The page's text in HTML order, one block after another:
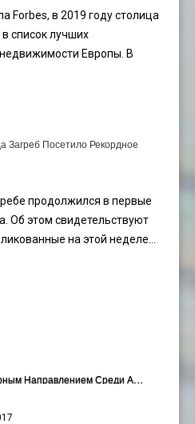
Forbes, в 2019 году столица
список лучших
Европы. В
Посетило Рекордное
продолжился в первые
Об этом свидетельствуют
на этой неделе...
Хорватия Стала Популярным Направлением Среди Австр…